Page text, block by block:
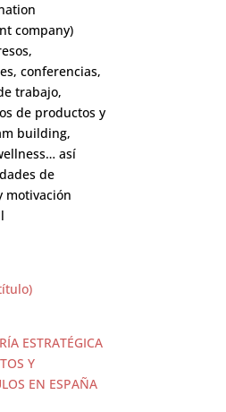
company)
conferencias,
trabajo,
de productos y
building,
así
de
motivación
ESTRATÉGICA
Y
EN ESPAÑA